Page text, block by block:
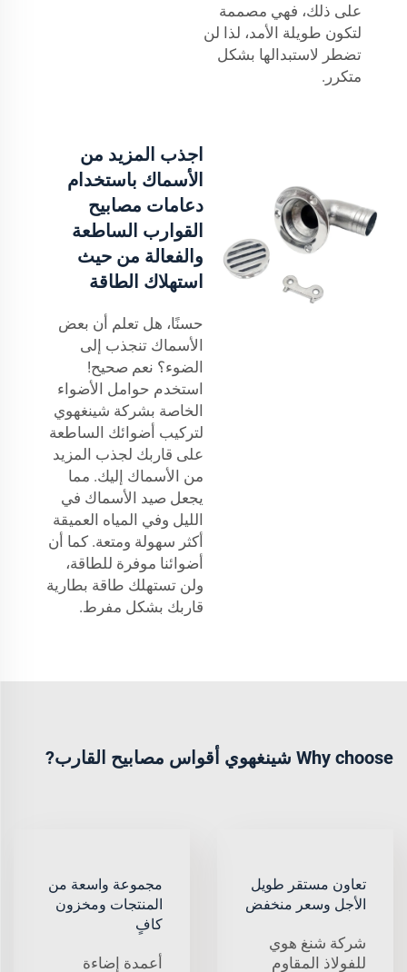
على ذلك، فهي مصممة
لتكون طويلة الأمد، لذا لن
تضطر لاستبدالها بشكل
متكرر.
اجذب المزيد من
الأسماك باستخدام
دعامات مصابيح
القوارب الساطعة
والفعالة من حيث
استهلاك الطاقة
حسنًا، هل تعلم أن بعض
الأسماك تنجذب إلى
الضوء؟ نعم صحيح!
استخدم حوامل الأضواء
الخاصة بشركة شينغهوي
لتركيب أضوائك الساطعة
على قاربك لجذب المزيد
من الأسماك إليك. مما
يجعل صيد الأسماك في
الليل وفي المياه العميقة
أكثر سهولة ومتعة. كما أن
أضوائنا موفرة للطاقة،
ولن تستهلك طاقة بطارية
قاربك بشكل مفرط.
Why choose شينغهوي أقواس مصابيح القارب?
تعاون مستقر طويل
الأجل وسعر منخفض
شركة شنغ هوي
للفولاذ المقاوم
مجموعة واسعة من
المنتجات ومخزون
كافٍ
أعمدة إضاءة